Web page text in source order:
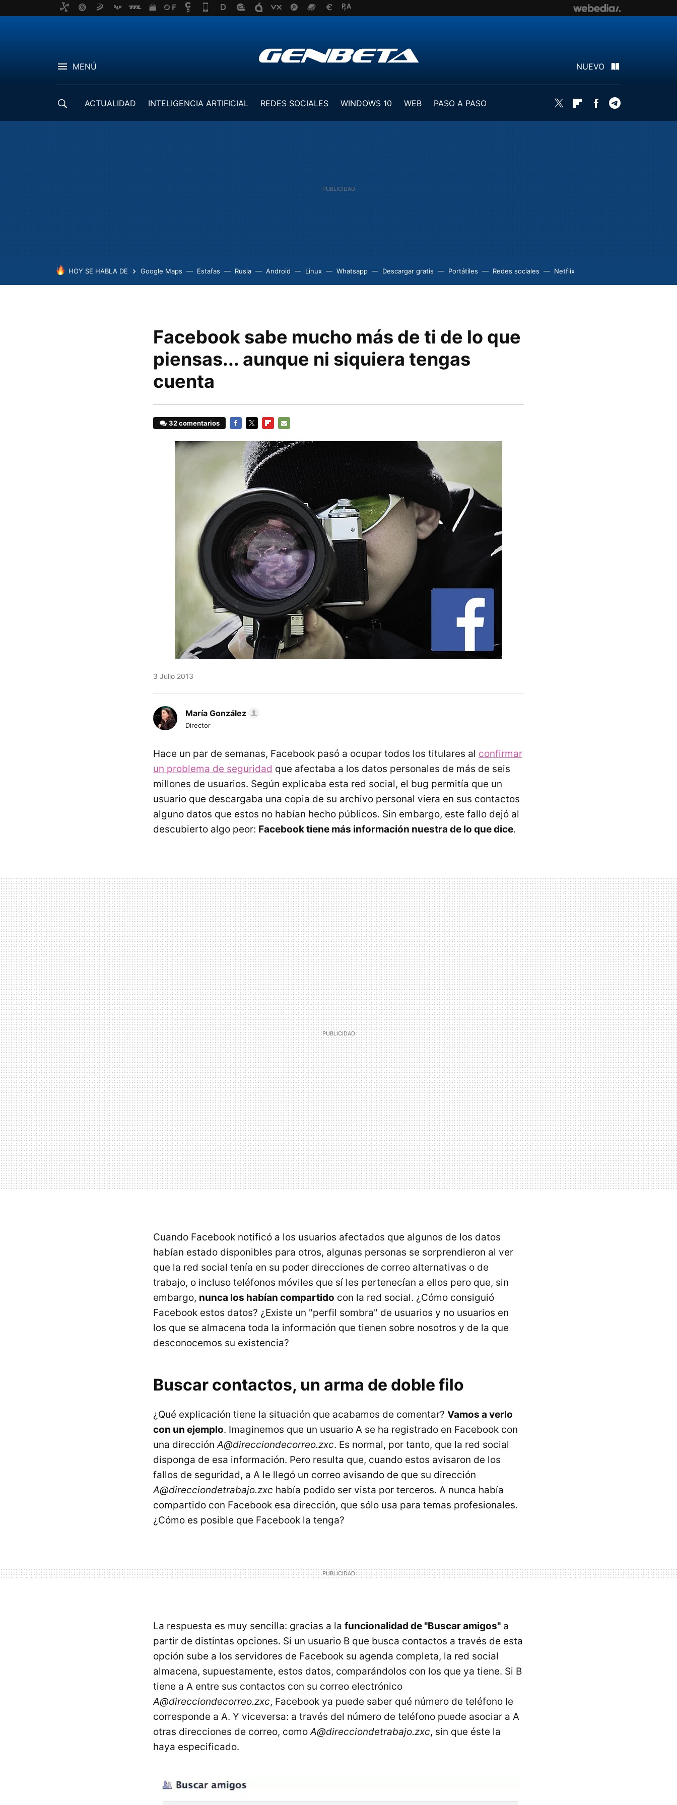
MENÚ NUEVO
ACTUALIDAD INTELIGENCIA ARTIFICIAL REDES SOCIALES WINDOWS 10 WEB
PASO A PASO
Twitter FlipboardFacebook
HOY SE HABLA DE Google Maps Estafas Rusia Android Linux Whatsapp Descargar gratis Portátiles Redes sociales Netflix
Facebook sabe mucho más de ti de lo que
piensas... aunque ni siquiera tengas
cuenta
32 comentarios
MAIL
3 Julio 2013
María González
Director
Hace un par de semanas, Facebook pasó a ocupar todos los titulares al confirmar
un problema de seguridad que afectaba a los datos personales de más de seis
millones de usuarios. Según explicaba esta red social, el bug permitía que un
usuario que descargaba una copia de su archivo personal viera en sus contactos
alguno datos que estos no habían hecho públicos. Sin embargo, este fallo dejó al
descubierto algo peor: Facebook tiene más información nuestra de lo que dice.
Cuando Facebook notificó a los usuarios afectados que algunos de los datos
habían estado disponibles para otros, algunas personas se sorprendieron al ver
que la red social tenía en su poder direcciones de correo alternativas o de
trabajo, o incluso teléfonos móviles que sí les pertenecían a ellos pero que, sin
embargo, nunca los habían compartido con la red social. ¿Cómo consiguió
Facebook estos datos? ¿Existe un "perfil sombra" de usuarios y no usuarios en
los que se almacena toda la información que tienen sobre nosotros y de la que
desconocemos su existencia?
Buscar contactos, un arma de doble filo
¿Qué explicación tiene la situación que acabamos de comentar? Vamos a verlo
con un ejemplo. Imaginemos que un usuario A se ha registrado en Facebook con
una direcciónA@direcciondecorreo.zxc. Es normal, por tanto, que la red social
disponga de esa información. Pero resulta que, cuando estos avisaron de los
fallos de seguridad, a A le llegó un correo avisando de que su dirección
A@direcciondetrabajo.zxc había podido ser vista por terceros. A nunca había
compartido con Facebook esa dirección, que sólo usa para temas profesionales.
¿Cómo es posible que Facebook la tenga?
La respuesta es muy sencilla: gracias a la funcionalidad de "Buscar amigos" a
partir de distintas opciones. Si un usuario B que busca contactos a través de esta
opción sube a los servidores de Facebook su agenda completa, la red social
almacena, supuestamente, estos datos, comparándolos con los que ya tiene. Si B
tiene a A entre sus contactos con su correo electrónico
A@direcciondecorreo.zxc, Facebook ya puede saber qué número de teléfono le
corresponde a A. Y viceversa: a través del número de teléfono puede asociar a A
otras direcciones de correo, comoA@direcciondetrabajo.zxc, sin que éste la
haya especificado.